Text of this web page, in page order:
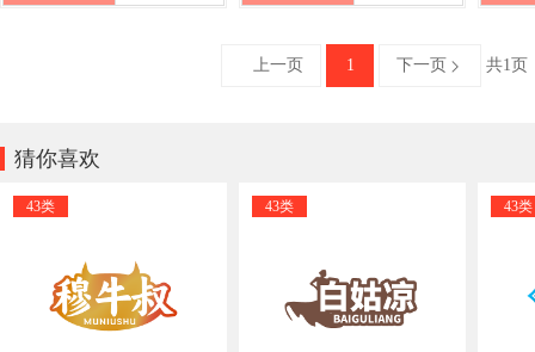
上一页 1 下一页  共1页
猜你喜欢
43类 43类 43类